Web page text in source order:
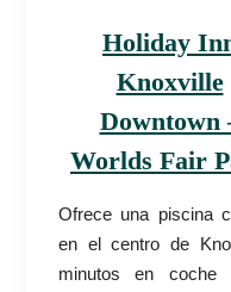
Holiday
Knoxville
Downtown
Worlds Fair
Ofrece una piscina
en el centro de
minutos en coche